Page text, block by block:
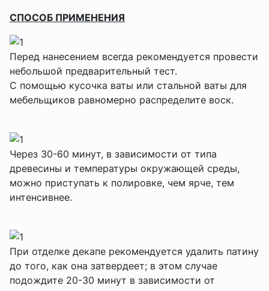
СПОСОБ ПРИМЕНЕНИЯ
Перед нанесением всегда рекомендуется провести
небольшой предварительный тест.
С помощью кусочка ваты или стальной ваты для
мебельщиков равномерно распределите воск.
Через 30-60 минут, в зависимости от типа
древесины и температуры окружающей среды,
можно приступать к полировке, чем ярче, тем
интенсивнее.
При отделке декапе рекомендуется удалить патину
до того, как она затвердеет; в этом случае
подождите 20-30 минут в зависимости от